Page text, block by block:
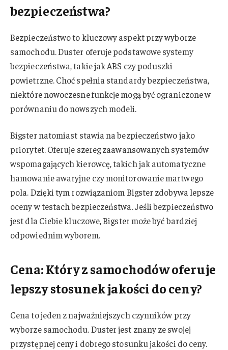
bezpieczeństwa?
Bezpieczeństwo to kluczowy aspekt przy wyborze
samochodu. Duster oferuje podstawowe systemy
bezpieczeństwa, takie jak ABS czy poduszki
powietrzne. Choć spełnia standardy bezpieczeństwa,
niektóre nowoczesne funkcje mogą być ograniczone w
porównaniu do nowszych modeli.
Bigster natomiast stawia na bezpieczeństwo jako
priorytet. Oferuje szereg zaawansowanych systemów
wspomagających kierowcę, takich jak automatyczne
hamowanie awaryjne czy monitorowanie martwego
pola. Dzięki tym rozwiązaniom Bigster zdobywa lepsze
oceny w testach bezpieczeństwa. Jeśli bezpieczeństwo
jest dla Ciebie kluczowe, Bigster może być bardziej
odpowiednim wyborem.
Cena: Który z samochodów oferuje
lepszy stosunek jakości do ceny?
Cena to jeden z najważniejszych czynników przy
wyborze samochodu. Duster jest znany ze swojej
przystępnej ceny i dobrego stosunku jakości do ceny.